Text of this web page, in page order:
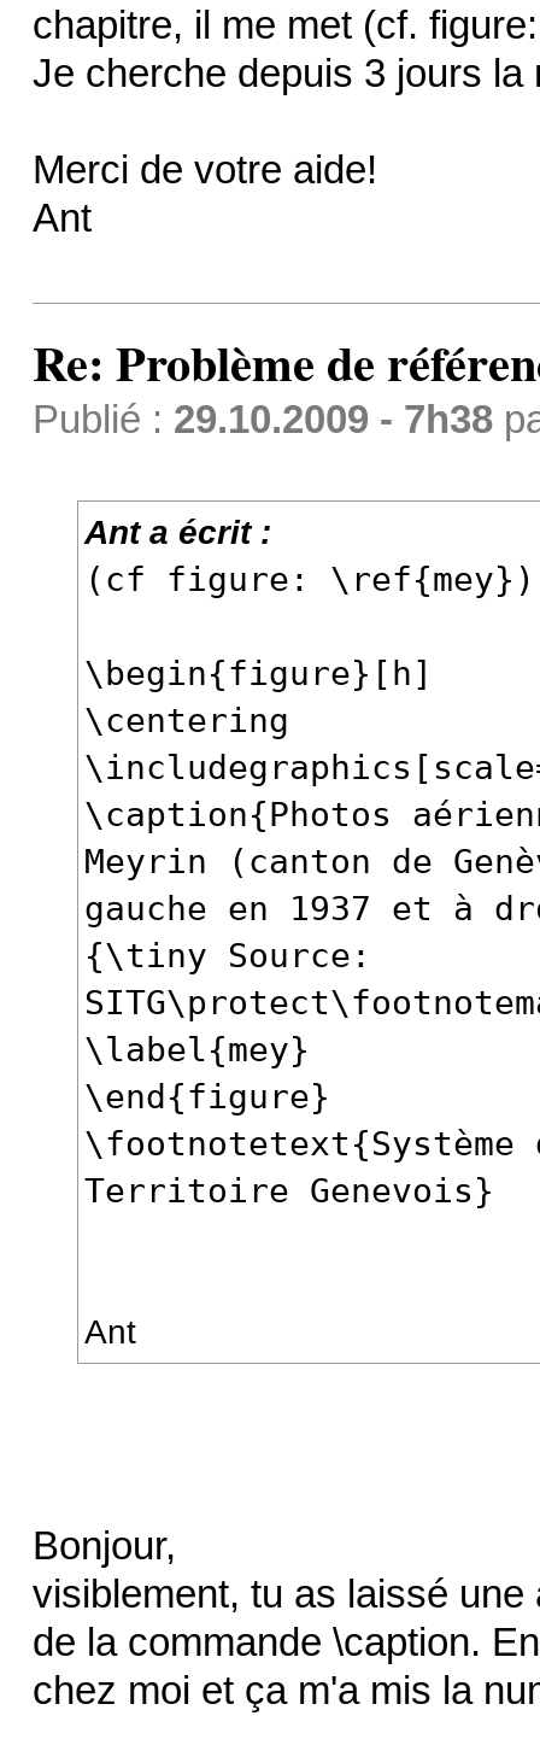
chapitre, il me met (cf.
Je cherche depuis 3 jours
Merci de votre aide!
Ant
Re: Problème de
Publié : 29.10.2009 - 7h38
Ant a écrit :
(cf figure:
\begin{figure}[h]
\centering
\caption{Photos
Meyrin (canton de
gauche en 1937 et à
{\tiny Source:
\label{mey}
\end{figure}
Territoire Genevois}
Ant
Bonjour,
visiblement, tu as laissé
de la commande \caption.
chez moi et ça m'a mis la